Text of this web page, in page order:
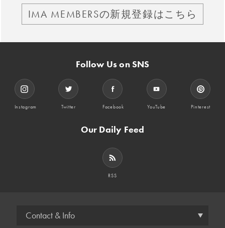
IMA MEMBERSの新規登録はこちら
Follow Us on SNS
Instagram Twitter Facebook YouTube Pinterest
Our Daily Feed
RSS
Contact & Info